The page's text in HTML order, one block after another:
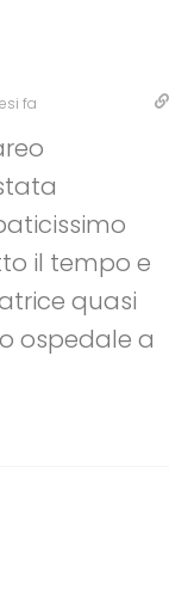
fa
il tempo e
quasi
ospedale a